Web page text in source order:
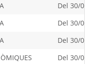
Del 30/
Del 30/
Del 30/
Del 30/